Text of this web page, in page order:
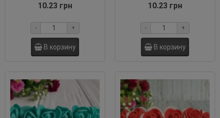
10.23 грн
- +
В корзину
10.23 грн
- +
В корзину